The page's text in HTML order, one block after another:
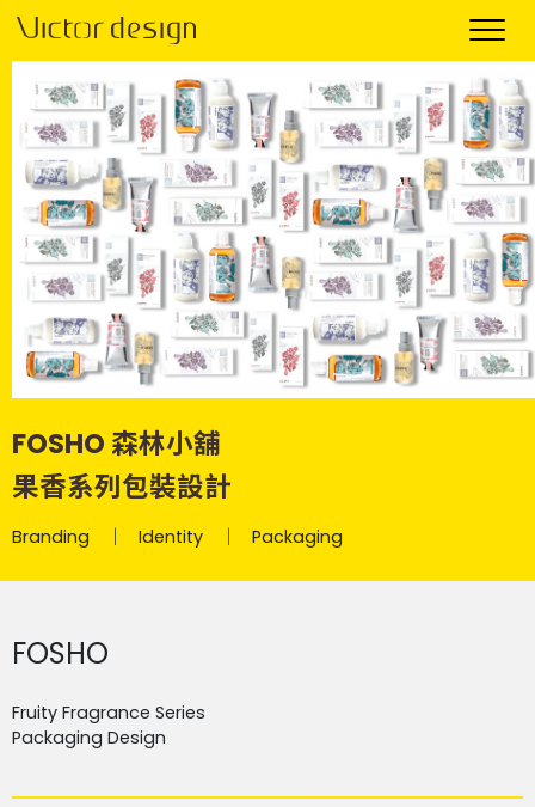
FOSHO 森林小舖
果香系列包裝設計
Branding Identity Packaging
FOSHO
Fruity Fragrance Series
Packaging Design